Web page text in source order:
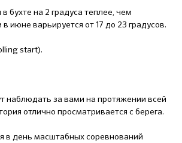
бухте на 2 градуса теплее, чем
июне варьируется от 17 до 23 градусов.
start).
наблюдать за вами на протяжении всей
отлично просматривается с берега.
в день масштабных соревнований